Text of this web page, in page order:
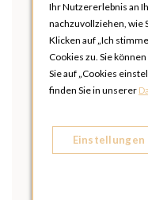
Ihr Nutzererlebnis an
nachzuvollziehen, wie
Klicken auf „Ich
Cookies zu. Sie
Sie auf „Cookies
finden Sie in unserer
Einstellungen